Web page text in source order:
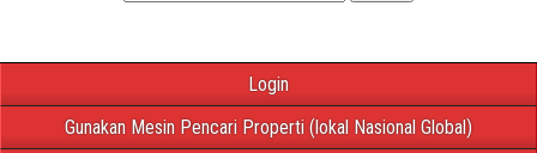
Login
Gunakan Mesin Pencari Properti (lokal Nasional Global)